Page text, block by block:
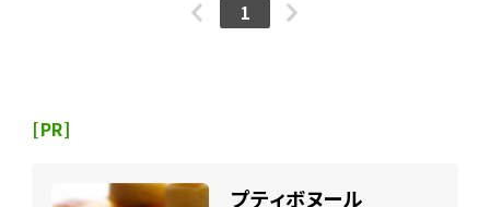
1
[PR]
プティボヌール